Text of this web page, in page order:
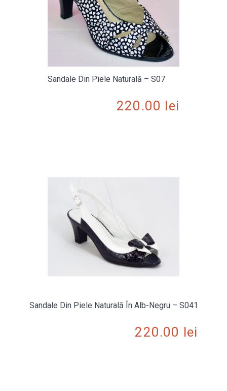
Sandale Din Piele Naturală – S07
220.00 lei
Sandale Din Piele Naturală În Alb-Negru – S041
220.00 lei